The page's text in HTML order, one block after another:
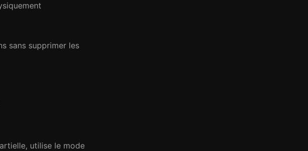
sans supprimer les
utilise le mode